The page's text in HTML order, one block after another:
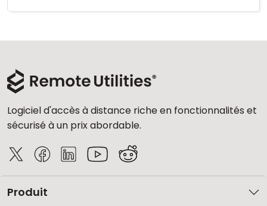
Logiciel d'accès à distance riche en fonctionnalités et
sécurisé à un prix abordable.
Produit